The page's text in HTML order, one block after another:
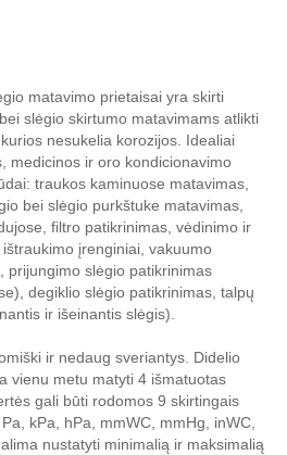
matavimo prietaisai yra skirti
slėgio skirtumo matavimams atlikti
nesukelia korozijos. Idealiai
medicinos ir oro kondicionavimo
traukos kaminuose matavimas,
bei slėgio purkštuke matavimas,
filtro patikrinimas, vėdinimo ir
įrenginiai, vakuumo
prijungimo slėgio patikrinimas
degiklio slėgio patikrinimas, talpų
ir išeinantis slėgis).
ir nedaug sveriantys. Didelio
vienu metu matyti 4 išmatuotas
gali būti rodomos 9 skirtingais
kPa, hPa, mmWC, mmHg, inWC,
nustatyti minimalią ir maksimalią